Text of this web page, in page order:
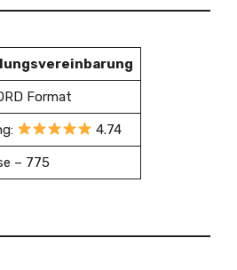
Format
4.74
– 775